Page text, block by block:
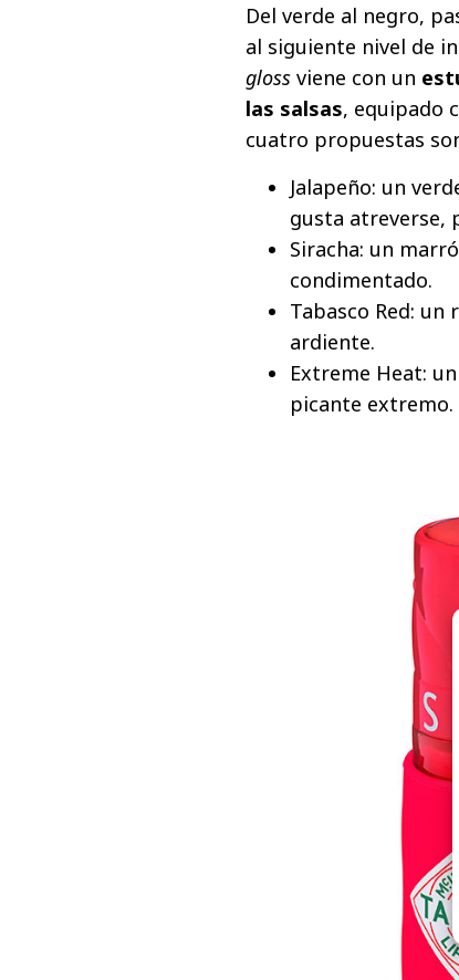
Del verde al negro,
al siguiente nivel de
gloss viene con un
las salsas, equipado
cuatro propuestas
Jalapeño: un
gusta atreverse,
Siracha: un
condimentado.
Tabasco Red:
ardiente.
Extreme Heat:
picante extremo.